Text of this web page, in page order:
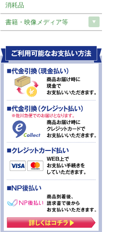
消耗品
書籍・映像メディア等